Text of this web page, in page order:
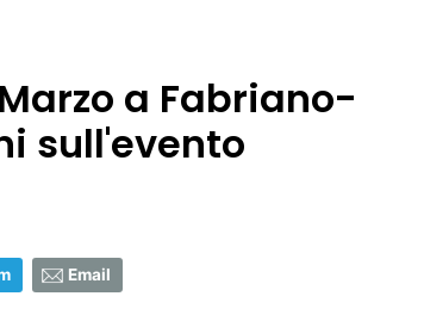
a Fabriano-
sull'evento
Email